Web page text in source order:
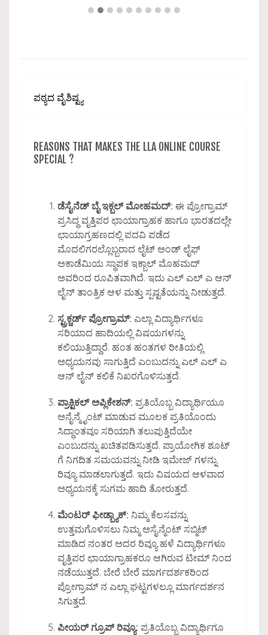
ಪಠ್ಯದ ವೈಶಿಷ್ಟ್ಯ
REASONS THAT MAKES THE LLA ONLINE COURSE
SPECIAL ?
ಡೆಸೈನೆಡ್ ಬೈ ಇಕ್ಬಲ್ ಮೋಹಮದ್: ಈ ಪ್ರೋಗ್ರಾಮ್
ಪ್ರಸಿದ್ಧ ವೃತ್ತಿಪರ ಛಾಯಾಗ್ರಾಹಕ ಹಾಗೂ ಭಾರತದಲ್ಲೇ
ಛಾಯಾಗ್ರಹಣದಲ್ಲಿ ಪದವಿ ಪಡೆದ
ಮೊದಲಿಗರಲ್ಲೊಬ್ಬರಾದ ಲೈಟ್ ಅಂಡ್ ಲೈಫ್
ಅಕಾಡೆಮಿಯ ಸ್ಥಾಪಕ ಇಕ್ಬಾಲ್ ಮೊಹಮದ್
ಅವರಿಂದ ರೂಪಿತವಾಗಿದೆ. ಇದು ಎಲ್ ಎಲ್ ಎ ಆನ್
ಲೈನ್ ತಾಂತ್ರಿಕ ಆಳ ಮತ್ತು ಸ್ಪಷ್ಟತೆಯನ್ನು ನೀಡುತ್ತದೆ.
ಸ್ಟ್ರಕ್ಚರ್ಡ್ ಪ್ರೋಗ್ರಾಮ್: ಎಲ್ಲಾ ವಿದ್ಯಾರ್ಥಿಗಳೂ
ಸರಿಯಾದ ಹಾದಿಯಲ್ಲಿ ವಿಷಯಗಳನ್ನು
ಕಲಿಯುತ್ತಿದ್ದಾರೆ. ಹಂತ ಹಂತಗಳ ರೀತಿಯಲ್ಲಿ
ಅಧ್ಯಯನವು ಸಾಗುತ್ತಿದೆ ಎಂಬುದನ್ನು ಎಲ್ ಎಲ್ ಎ
ಆನ್ ಲೈನ್ ಕಲಿಕೆ ನಿಖರಗೊಳಿಸುತ್ತದೆ.
ಪ್ರಾಕ್ಟಿಕಲ್ ಅಪ್ಲಿಕೇಶನ್: ಪ್ರತಿಯೊಬ್ಬ ವಿದ್ಯಾರ್ಥಿಯೂ
ಅನೈನ್ಮೈಂಟ್ ಮಾಡುವ ಮೂಲಕ ಪ್ರತಿಯೊಂದು
ಸಿದ್ಧಾಂತವೂ ಸರಿಯಾಗಿ ತಲುಪುತ್ತಿದೆಯೇ
ಎಂಬುದನ್ನು ಖಚಿತಪಡಿಸುತ್ತದೆ. ಪ್ರಾಯೋಗಿಕ ಶೂಟ್
ಗೆ ನಿಗದಿತ ಸಮಯವನ್ನು ನೀಡಿ ಇಮೇಜ್ ಗಳನ್ನು
ರಿವ್ಯೂ ಮಾಡಲಾಗುತ್ತದೆ. ಇದು ವಿಷಯದ ಆಳವಾದ
ಅಧ್ಯಯನಕ್ಕೆ ಸುಗಮ ಹಾದಿ ತೋರುತ್ತದೆ.
ಮೆಂಟರ್ ಫೀಡ್ಬ್ಯಾಕ್: ನಿಮ್ಮ ಕೆಲಸವನ್ನು
ಉತ್ತಮಗೊಳಿಸಲು ನಿಮ್ಮ ಅಸೈನ್ಮೆಂಟ್ ಸಬ್ಮಿಟ್
ಮಾಡಿದ ನಂತರ ಅದರ ರಿವ್ಯೂ ಹಳೆ ವಿದ್ಯಾರ್ಥಿಗಳೂ
ವೃತ್ತಿಪರ ಛಾಯಾಗ್ರಾಹಕರೂ ಆಗಿರುವ ಟೀಮ್ ನಿಂದ
ನಡೆಯುತ್ತದೆ. ಬೇರೆ ಬೇರೆ ಮಾರ್ಗದರ್ಶಕರಿಂದ
ಪ್ರೋಗ್ರಾಮ್ ನ ಎಲ್ಲಾ ಘಟ್ಟಗಳಲ್ಲೂ ಮಾರ್ಗದರ್ಶನ
ಸಿಗುತ್ತದೆ.
ಪೀಯರ್ ಗ್ರೂಪ್ ರಿವ್ಯೂ: ಪ್ರತಿಯೊಬ್ಬ ವಿದ್ಯಾರ್ಥಿಗೂ